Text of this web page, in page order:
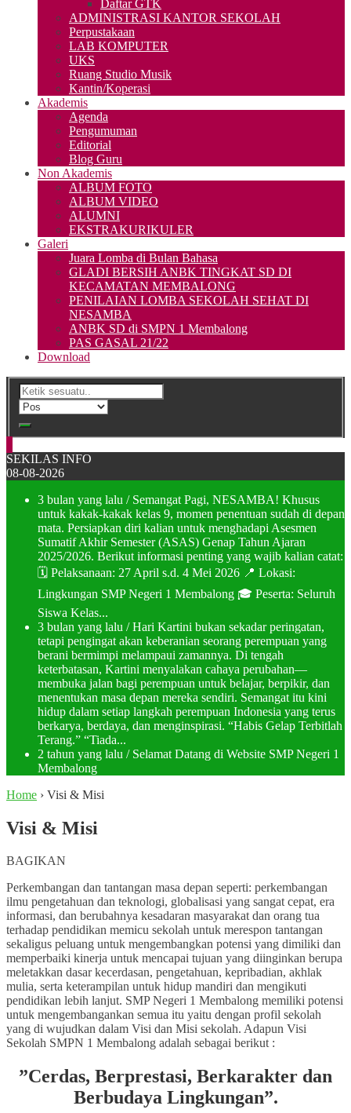
Daftar GTK
ADMINISTRASI KANTOR SEKOLAH
Perpustakaan
LAB KOMPUTER
UKS
Ruang Studio Musik
Kantin/Koperasi
Akademis
Agenda
Pengumuman
Editorial
Blog Guru
Non Akademis
ALBUM FOTO
ALBUM VIDEO
ALUMNI
EKSTRAKURIKULER
Galeri
Juara Lomba di Bulan Bahasa
GLADI BERSIH ANBK TINGKAT SD DI
KECAMATAN MEMBALONG
PENILAIAN LOMBA SEKOLAH SEHAT DI
NESAMBA
ANBK SD di SMPN 1 Membalong
PAS GASAL 21/22
Download
SEKILAS INFO
08-08-2026
3 bulan yang lalu / Semangat Pagi, NESAMBA! Khusus
untuk kakak-kakak kelas 9, momen penentuan sudah di depan
mata. Persiapkan diri kalian untuk menghadapi Asesmen
Sumatif Akhir Semester (ASAS) Genap Tahun Ajaran
2025/2026. Berikut informasi penting yang wajib kalian catat:
🗓️ Pelaksanaan: 27 April s.d. 4 Mei 2026 📍 Lokasi:
Lingkungan SMP Negeri 1 Membalong 🎓 Peserta: Seluruh
Siswa Kelas...
3 bulan yang lalu / Hari Kartini bukan sekadar peringatan,
tetapi pengingat akan keberanian seorang perempuan yang
berani bermimpi melampaui zamannya. Di tengah
keterbatasan, Kartini menyalakan cahaya perubahan—
membuka jalan bagi perempuan untuk belajar, berpikir, dan
menentukan masa depan mereka sendiri. Semangat itu kini
hidup dalam setiap langkah perempuan Indonesia yang terus
berkarya, berdaya, dan menginspirasi. “Habis Gelap Terbitlah
Terang.” “Tiada...
2 tahun yang lalu / Selamat Datang di Website SMP Negeri 1
Membalong
Home › Visi & Misi
Visi & Misi
BAGIKAN
Perkembangan dan tantangan masa depan seperti: perkembangan
ilmu pengetahuan dan teknologi, globalisasi yang sangat cepat, era
informasi, dan berubahnya kesadaran masyarakat dan orang tua
terhadap pendidikan memicu sekolah untuk merespon tantangan
sekaligus peluang untuk mengembangkan potensi yang dimiliki dan
memperbaiki kinerja untuk mencapai tujuan yang diinginkan berupa
meletakkan dasar kecerdasan, pengetahuan, kepribadian, akhlak
mulia, serta keterampilan untuk hidup mandiri dan mengikuti
pendidikan lebih lanjut. SMP Negeri 1 Membalong memiliki potensi
untuk mengembangankan semua itu yaitu dengan profil sekolah
yang di wujudkan dalam Visi dan Misi sekolah. Adapun Visi
Sekolah SMPN 1 Membalong adalah sebagai berikut :
”Cerdas, Berprestasi, Berkarakter dan
Berbudaya Lingkungan”.